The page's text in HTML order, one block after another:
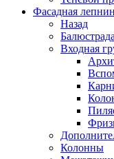
Фасадная
Назад
Балюстрада
Входная
Колонны